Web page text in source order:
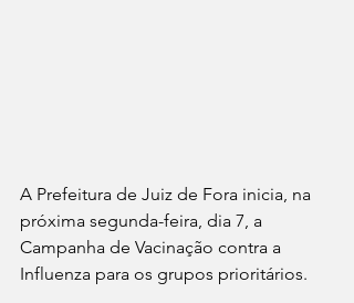
A Prefeitura de Juiz de Fora inicia, na
próxima segunda-feira, dia 7, a
Campanha de Vacinação contra a
Influenza para os grupos prioritários.